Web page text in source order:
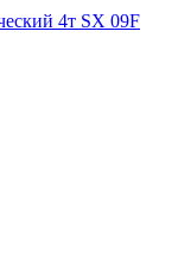
4т SX 09F